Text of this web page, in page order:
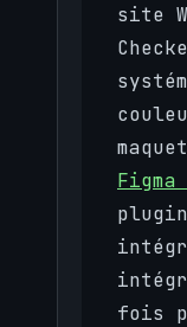
site
fois